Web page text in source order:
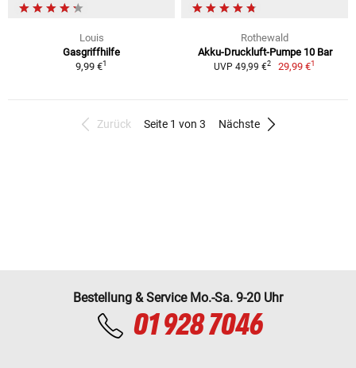
Louis
Gasgriffhilfe
9,99 €1
Rothewald
Akku-Druckluft-Pumpe 10 Bar
UVP 49,99 €2 29,99 €1
Zurück Seite 1 von 3 Nächste
Bestellung & Service Mo.-Sa. 9-20 Uhr
01 928 7046